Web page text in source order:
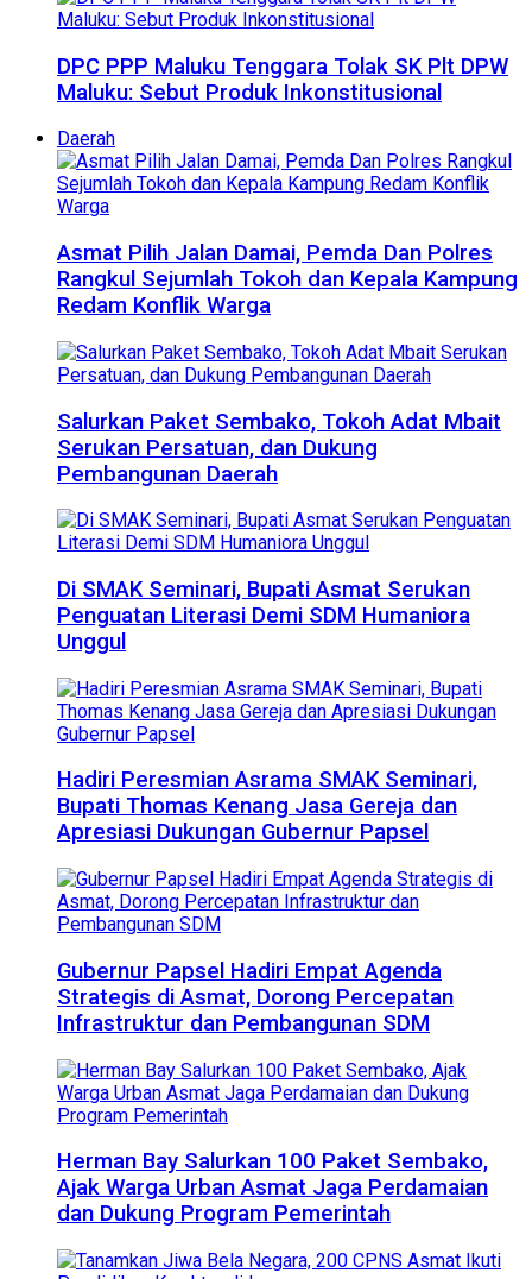
DPC PPP Maluku Tenggara Tolak SK Plt DPW
Maluku: Sebut Produk Inkonstitusional
Daerah
Asmat Pilih Jalan Damai, Pemda Dan Polres
Rangkul Sejumlah Tokoh dan Kepala Kampung
Redam Konflik Warga
Salurkan Paket Sembako, Tokoh Adat Mbait
Serukan Persatuan, dan Dukung
Pembangunan Daerah
Di SMAK Seminari, Bupati Asmat Serukan
Penguatan Literasi Demi SDM Humaniora
Unggul
Hadiri Peresmian Asrama SMAK Seminari,
Bupati Thomas Kenang Jasa Gereja dan
Apresiasi Dukungan Gubernur Papsel
Gubernur Papsel Hadiri Empat Agenda
Strategis di Asmat, Dorong Percepatan
Infrastruktur dan Pembangunan SDM
Herman Bay Salurkan 100 Paket Sembako,
Ajak Warga Urban Asmat Jaga Perdamaian
dan Dukung Program Pemerintah